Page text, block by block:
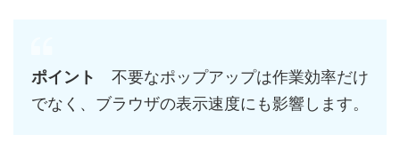
ポイント
不要なポップアップは作業効率だけ
でなく、ブラウザの表示速度にも影響します。